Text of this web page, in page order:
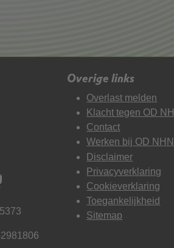
Overige links
Overlast melden
Klacht tegen OD
Contact
Werken bij OD NHN
Disclaimer
Privacyverklaring
Cookieverklaring
Toegankelijkheid
Sitemap